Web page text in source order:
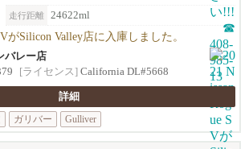
走行距離 24622ml
がSilicon Valley店に入庫しました。
バレー店
[ライセンス] California DL#5668
詳細
ガリバー Gulliver